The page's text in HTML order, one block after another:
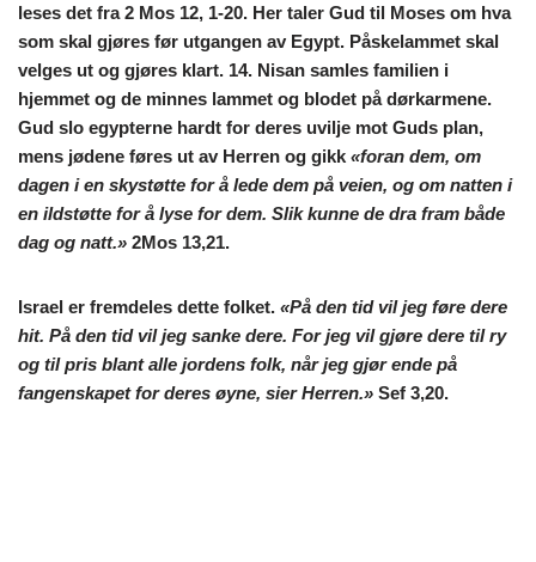
leses det fra 2 Mos 12, 1-20. Her taler Gud til Moses om hva
som skal gjøres før utgangen av Egypt. Påskelammet skal
velges ut og gjøres klart. 14. Nisan samles familien i
hjemmet og de minnes lammet og blodet på dørkarmene.
Gud slo egypterne hardt for deres uvilje mot Guds plan,
mens jødene føres ut av Herren og gikk «foran dem, om
dagen i en skystøtte for å lede dem på veien, og om natten i
en ildstøtte for å lyse for dem. Slik kunne de dra fram både
dag og natt.» 2Mos 13,21.
Israel er fremdeles dette folket. «På den tid vil jeg føre dere
hit. På den tid vil jeg sanke dere. For jeg vil gjøre dere til ry
og til pris blant alle jordens folk, når jeg gjør ende på
fangenskapet for deres øyne, sier Herren.» Sef 3,20.